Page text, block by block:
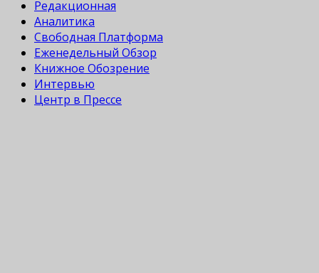
Редакционная
Аналитика
Свободная Платформа
Еженедельный Обзор
Книжное Обозрение
Интервью
Центр в Прессе